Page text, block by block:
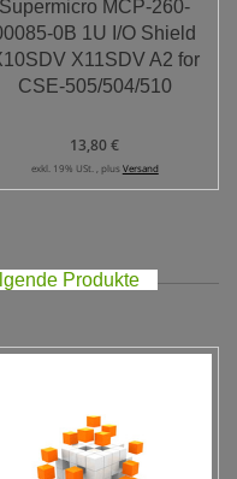
Supermicro MCP-260-
0B 1U I/O Shield
X11SDV A2 for
CSE-505/504/510
13,80 €
exkl. 19% USt. , plus Versand
Produkte